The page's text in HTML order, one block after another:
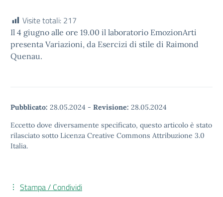
Visite totali: 217
Il 4 giugno alle ore 19.00 il laboratorio EmozionArti
presenta Variazioni, da Esercizi di stile di Raimond
Quenau.
Pubblicato: 28.05.2024 - Revisione: 28.05.2024
Eccetto dove diversamente specificato, questo articolo è stato
rilasciato sotto Licenza Creative Commons Attribuzione 3.0
Italia.
Stampa / Condividi